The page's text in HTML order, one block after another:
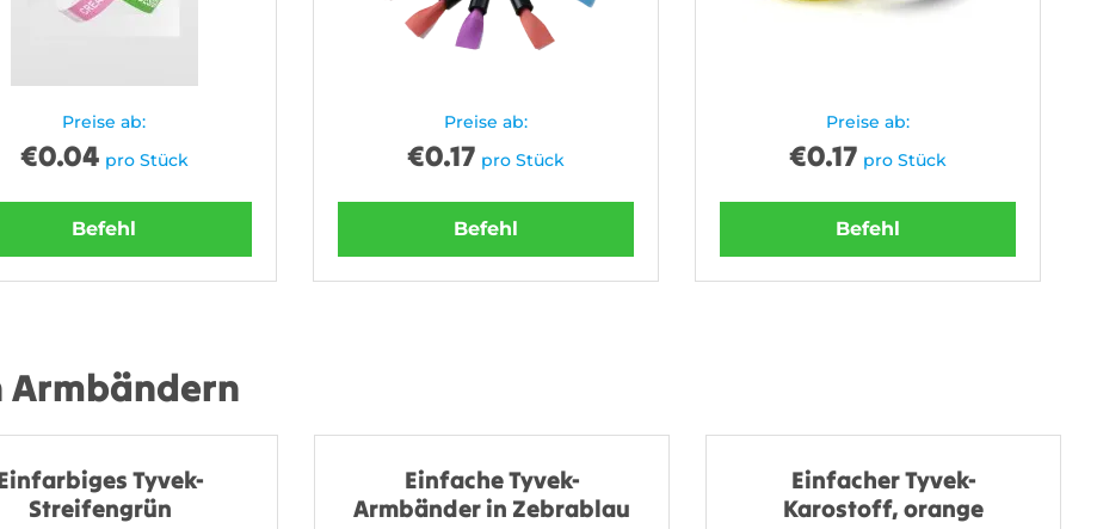
Preise ab:
€0.04 pro Stück
Befehl
Preise ab:
€0.17 pro Stück
Befehl
Preise ab:
€0.17 pro Stück
Befehl
Armbändern
Tyvek-
Streifengrün
Einfache Tyvek-
Armbänder in Zebrablau
Einfacher Tyvek-
Karostoff, orange